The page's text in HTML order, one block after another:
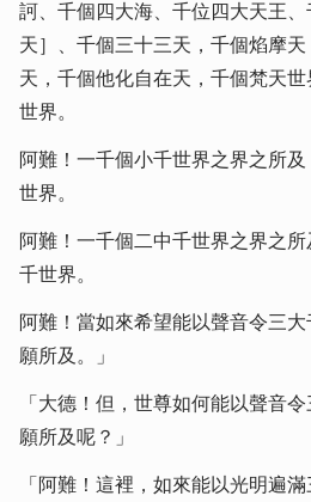
訶、千個四大海、千位四大天王
天］、千個三十三天，千個焰摩
天，千個他化自在天，千個梵天
世界。
阿難！一千個小千世界之界之所
世界。
阿難！一千個二中千世界之界之
千世界。
阿難！當如來希望能以聲音令三
願所及。」
「大德！但，世尊如何能以聲音
願所及呢？」
「阿難！這裡，如來能以光明遍